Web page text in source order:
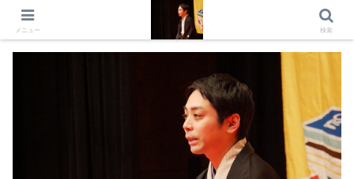
出演情報 出演依頼 日記 プロフィール
メニュー 検索